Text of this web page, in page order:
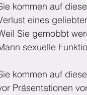
kommen auf
eines
Sie gemobbt
sexuelle
kommen auf
Präsentationen